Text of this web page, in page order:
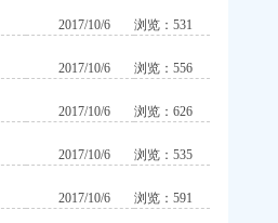
2017/10/6 浏览：531
2017/10/6 浏览：556
2017/10/6 浏览：626
2017/10/6 浏览：535
2017/10/6 浏览：591